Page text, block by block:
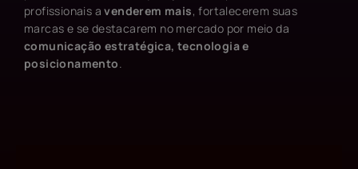
profissionais avenderem mais, fortalecerem suas
marcas e se destacarem no mercado por meio da
comunicação estratégica, tecnologia e
posicionamento.